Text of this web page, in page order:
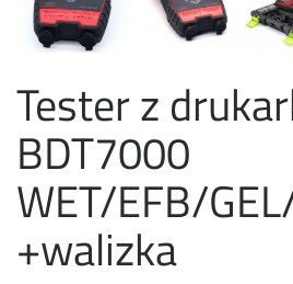
Tester z
BDT7000
WET/EFB/
+walizka